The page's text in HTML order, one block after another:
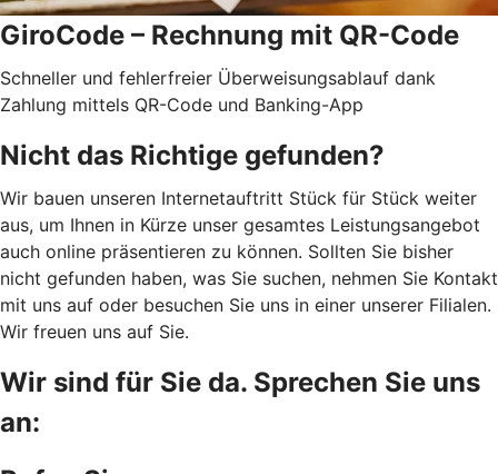
GiroCode – Rechnung mit QR-Code
Schneller und fehlerfreier Überweisungsablauf dank
Zahlung mittels QR-Code und Banking-App
Nicht das Richtige gefunden?
Wir bauen unseren Internetauftritt Stück für Stück weiter
aus, um Ihnen in Kürze unser gesamtes Leistungsangebot
auch online präsentieren zu können. Sollten Sie bisher
nicht gefunden haben, was Sie suchen, nehmen Sie Kontakt
mit uns auf oder besuchen Sie uns in einer unserer Filialen.
Wir freuen uns auf Sie.
Wir sind für Sie da. Sprechen Sie uns
an: